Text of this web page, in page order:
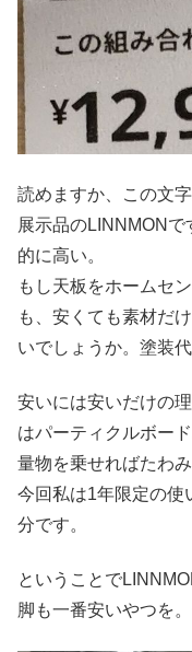
読めますか、この文字
展示品のLINNMON
的に高い。
もし天板をホームセ
も、安くても素材だ
いでしょうか。塗装
安いには安いだけの
はパーティクルボー
量物を乗せればたわみ
今回私は1年限定の使
分です。
ということで
脚も一番安いやつを